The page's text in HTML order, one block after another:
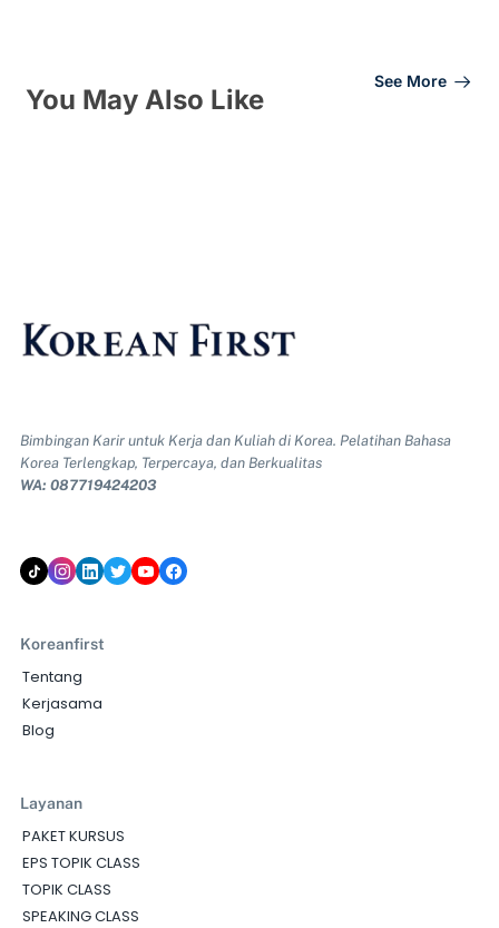
You May Also Like
See More
Bimbingan Karir untuk Kerja dan Kuliah di Korea. Pelatihan Bahasa
Korea Terlengkap, Terpercaya, dan Berkualitas
WA: 087719424203
Koreanfirst
Tentang
Kerjasama
Blog
Layanan
PAKET KURSUS
EPS TOPIK CLASS
TOPIK CLASS
SPEAKING CLASS